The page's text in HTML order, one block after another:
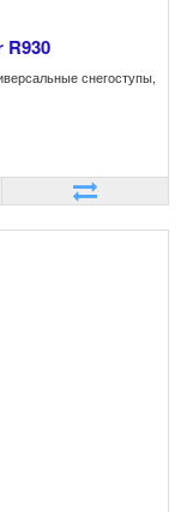
R930
снегоступы,